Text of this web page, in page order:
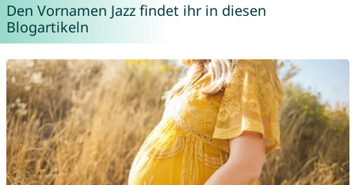
Den Vornamen Jazz findet ihr in diesen
Blogartikeln